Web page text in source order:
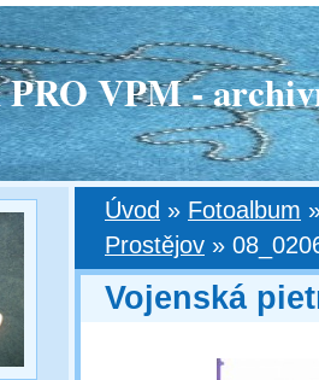
VPM -
Úvod » Fotoalbum
Prostějov »
Vojenská